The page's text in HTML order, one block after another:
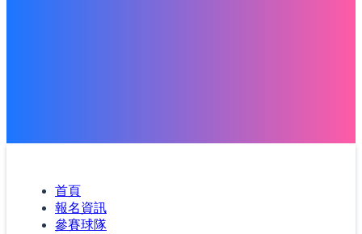
首頁
報名資訊
參賽球隊